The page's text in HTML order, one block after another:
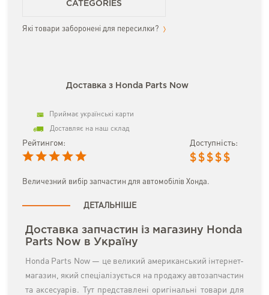
CATEGORIES
Які товари заборонені для пересилки?
Доставка з Honda Parts Now
Приймає українські карти
Доставляє на наш склад
Рейтингом: Доступність:
$ $ $ $ $
Величезний вибір запчастин для автомобілів Хонда.
ДЕТАЛЬНІШЕ
Доставка запчастин із магазину Honda
Parts Now в Україну
Honda Parts Now — це великий американський інтернет-
магазин, який спеціалізується на продажу автозапчастин
та аксесуарів. Тут представлені оригінальні товари для